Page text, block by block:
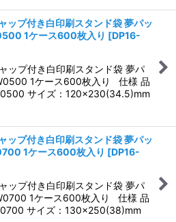
ップ付き白印刷スタンド袋 夢パッ
1ケース600枚入り [DP16-
ップ付き白印刷スタンド袋 夢パ
1ケース600枚入り 仕様 品
サイズ：120×230(34.5)mm
ップ付き白印刷スタンド袋 夢パッ
1ケース600枚入り [DP16-
ップ付き白印刷スタンド袋 夢パ
1ケース600枚入り 仕様 品
サイズ：130×250(38)mm